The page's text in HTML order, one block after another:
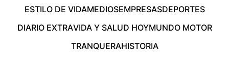
ESTILO DE VIDAMEDIOSEMPRESASDEPORTES
DIARIO EXTRAVIDA Y SALUD HOYMUNDO MOTOR
TRANQUERAHISTORIA